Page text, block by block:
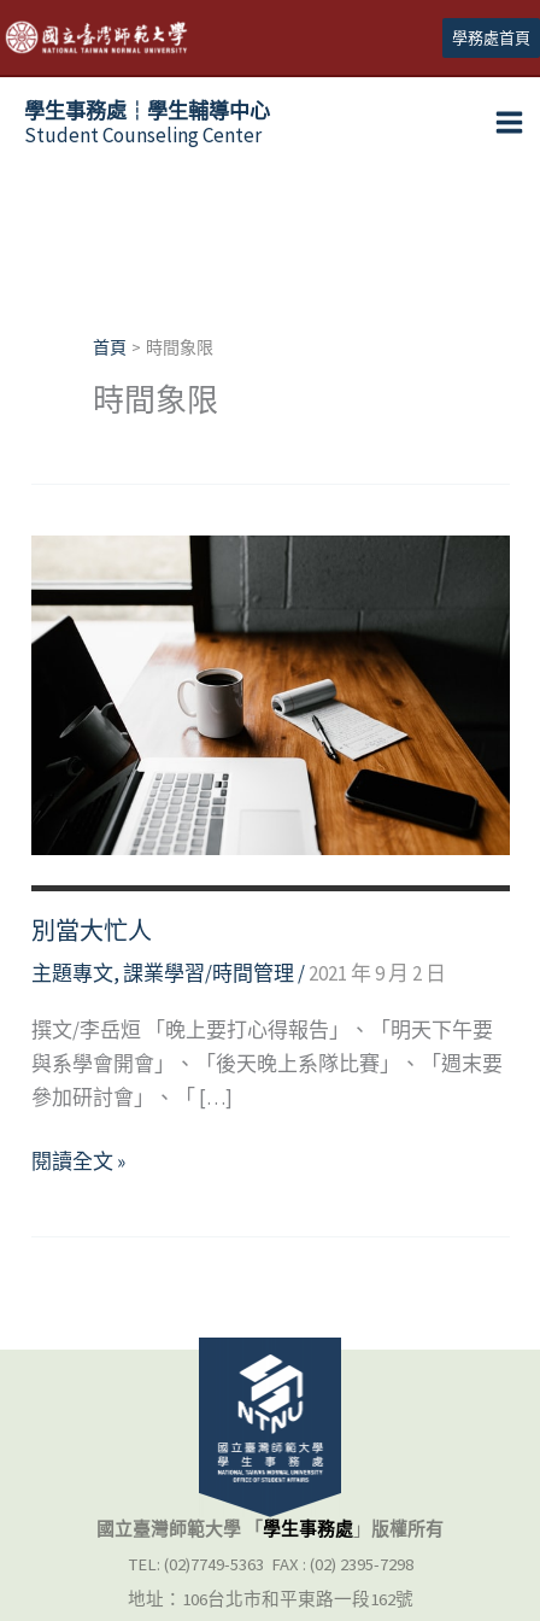
跳
至
主
學務處首頁
學生事務處┆學生輔導中心
Student Counseling Center
首頁 時間象限
時間象限
別當大忙人
主題專文,課業學習/時間管理/2021 年 9 月 2 日
撰文/李岳烜 「晚上要打心得報告」、「明天下午要
與系學會開會」、「後天晚上系隊比賽」、「週末要
參加研討會」、「 […]
別
閱讀全文 »
國立臺灣師範大學 「 學生事務處 」 版權所有
TEL: (02)7749-5363 FAX : (02) 2395-7298
地址：106台北市和平東路一段162號